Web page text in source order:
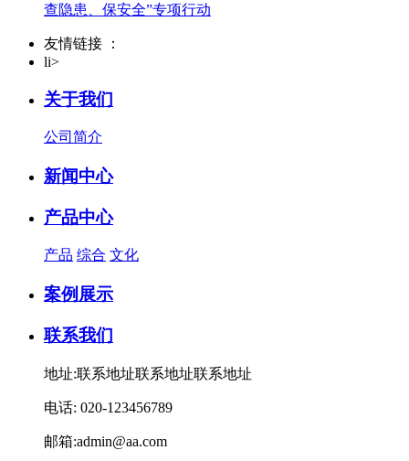
查隐患、保安全”专项行动
友情链接 ：
li>
关于我们
公司简介
新闻中心
产品中心
产品 综合 文化
案例展示
联系我们
地址:联系地址联系地址联系地址
电话: 020-123456789
邮箱:admin@aa.com